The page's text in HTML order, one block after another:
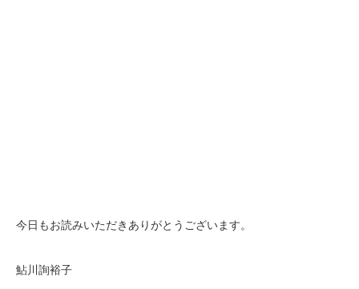
今日もお読みいただきありがとうございます。
鮎川詢裕子